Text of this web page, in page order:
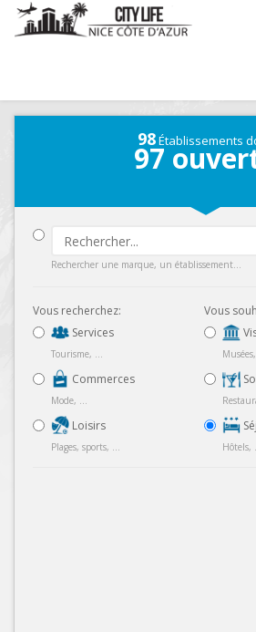
98Établissements
97
Rechercher une marque, un établissement...
Vous recherchez:
Services
Tourisme, ...
Commerces
Mode, ...
Loisirs
Plages, sports, ...
Vous
Hôtels,